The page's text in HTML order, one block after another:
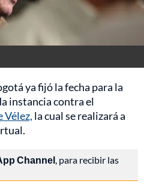
ya fijó la fecha para la
instancia contra el
Vélez, la cual se realizará a
Channel, para recibir las